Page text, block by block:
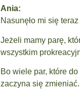
Ania:
Nasunęło mi się
Jeżeli mamy parę,
wszystkim
Bo wiele par, które
zaczyna się zmieniać.